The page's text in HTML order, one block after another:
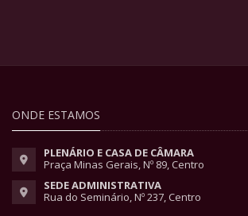
ONDE ESTAMOS
PLENÁRIO E CASA DE CÂMARA
Praça Minas Gerais, Nº 89, Centro
SEDE ADMINISTRATIVA
Rua do Seminário, Nº 237, Centro